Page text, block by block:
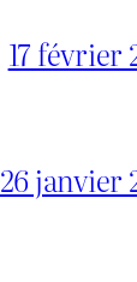
17 février
26 janvier